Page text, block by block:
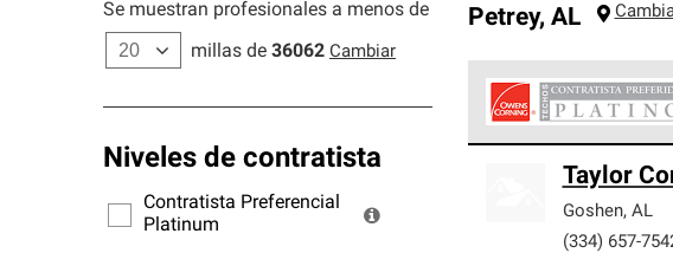
Se muestran profesionales a menos de
millas de 36062 Cambiar
Niveles de contratista
Contratista Preferencial
Platinum
Petrey, AL
cumplen con
ofrecer nuestra mejor
Taylor
Goshen, AL
(334) 657-